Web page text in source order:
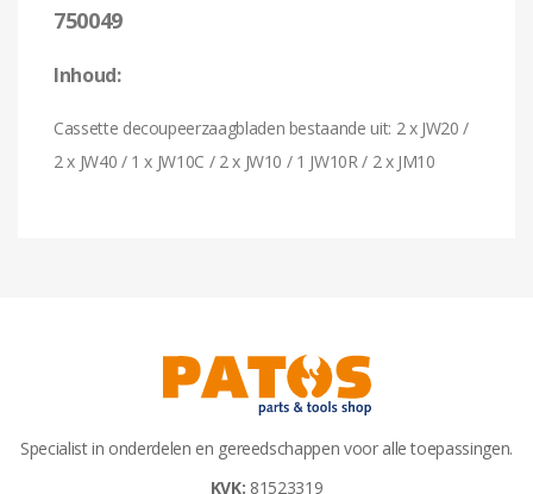
750049
Inhoud:
Cassette decoupeerzaagbladen bestaande uit: 2 x JW20 /
2 x JW40 / 1 x JW10C / 2 x JW10 / 1 JW10R / 2 x JM10
Specialist in onderdelen en gereedschappen voor alle toepassingen.
KVK: 81523319